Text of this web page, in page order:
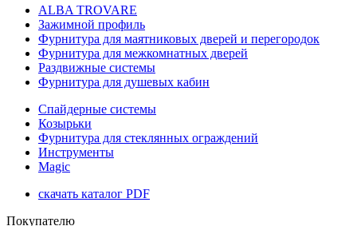
ALBA TROVARE
Зажимной профиль
Фурнитура для маятниковых дверей и перегородок
Фурнитура для межкомнатных дверей
Раздвижные системы
Фурнитура для душевых кабин
Спайдерные системы
Козырьки
Фурнитура для стеклянных ограждений
Инструменты
Magic
скачать каталог PDF
Покупателю